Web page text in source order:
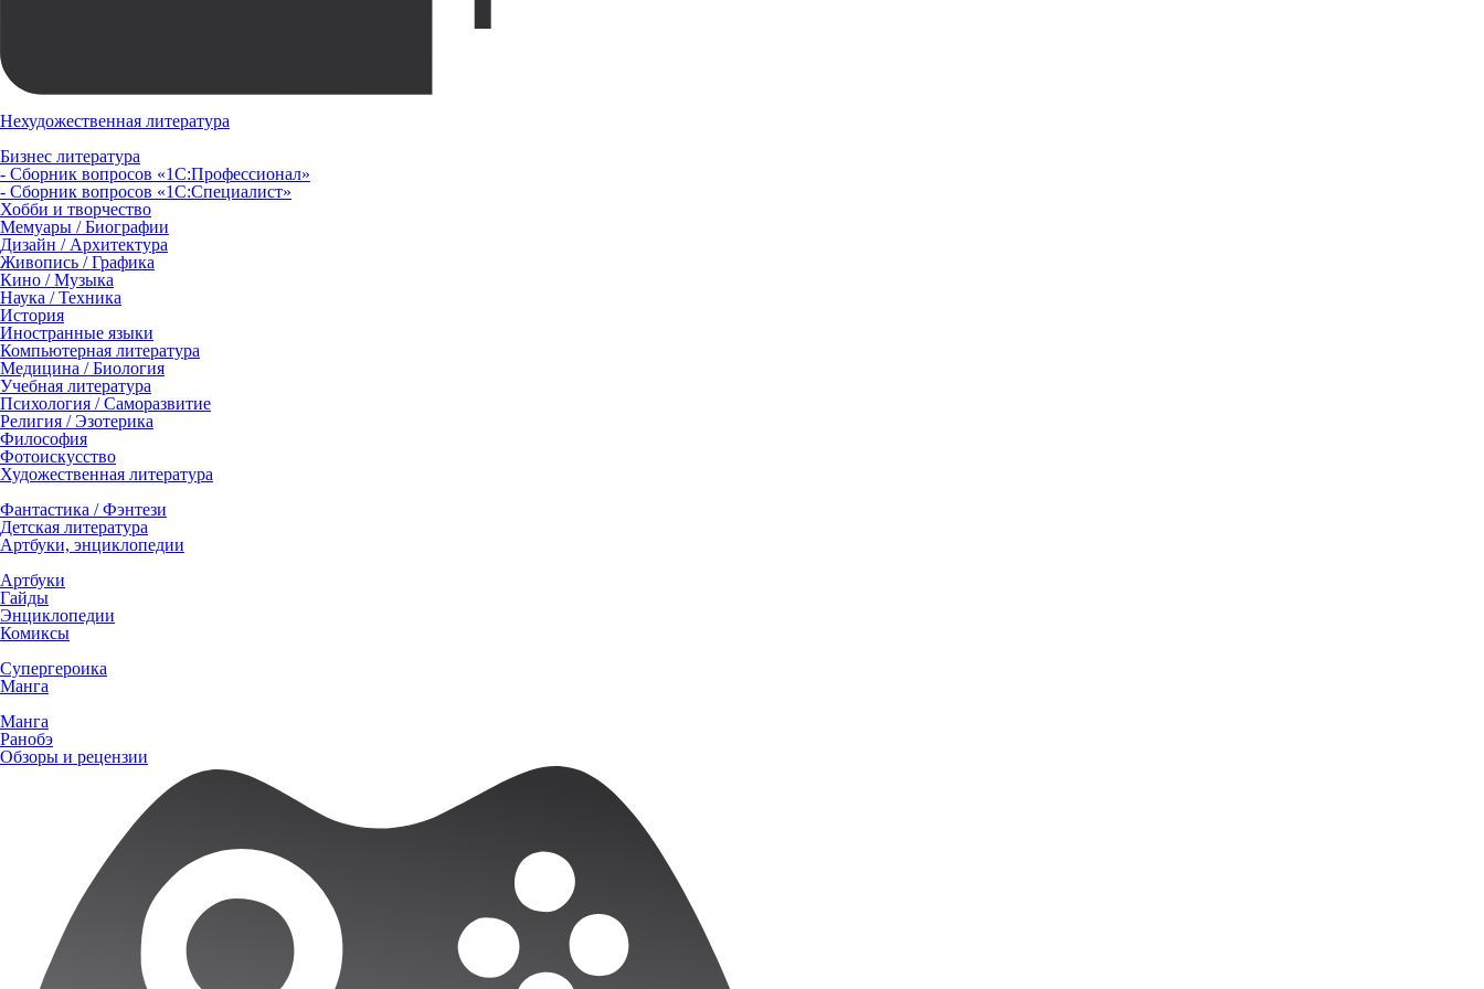
Нехудожественная литература
Бизнес литература
- Сборник вопросов «1С:Профессионал»
- Сборник вопросов «1С:Специалист»
Хобби и творчество
Мемуары / Биографии
Дизайн / Архитектура
Живопись / Графика
Кино / Музыка
Наука / Техника
История
Иностранные языки
Компьютерная литература
Медицина / Биология
Учебная литература
Психология / Саморазвитие
Религия / Эзотерика
Философия
Фотоискусство
Художественная литература
Фантастика / Фэнтези
Детская литература
Артбуки, энциклопедии
Артбуки
Гайды
Энциклопедии
Комиксы
Супергероика
Манга
Манга
Ранобэ
Обзоры и рецензии